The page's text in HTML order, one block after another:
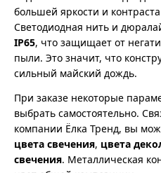
большей яркости и
Светодиодная нить и
IP65, что защищает от
пыли. Это значит, что
сильный майский дождь.
При заказе некоторые
выбрать самостоятельно.
компании Ёлка Тренд, вы
цвета свечения, цвета
свечения. Металлическая